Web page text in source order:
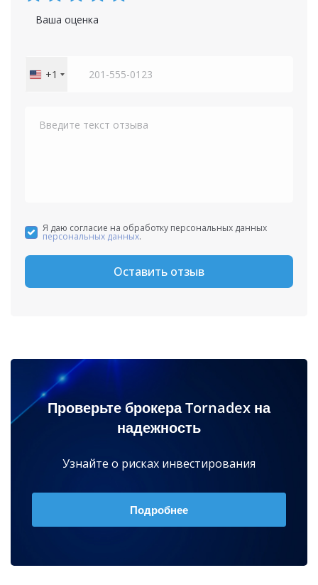
Ваша оценка
United
+1
Я даю согласие на обработку персональных данных
персональных данных.
Оставить отзыв
Проверьте брокера Tornadex на
надежность
Узнайте о рисках инвестирования
Подробнее